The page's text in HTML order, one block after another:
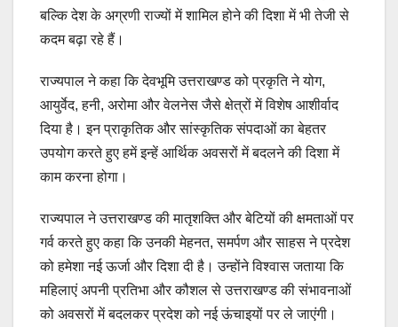
बल्कि देश के अग्रणी राज्यों में शामिल होने की दिशा में भी तेजी से
कदम बढ़ा रहे हैं।
राज्यपाल ने कहा कि देवभूमि उत्तराखण्ड को प्रकृति ने योग,
आयुर्वेद, हनी, अरोमा और वेलनेस जैसे क्षेत्रों में विशेष आशीर्वाद
दिया है। इन प्राकृतिक और सांस्कृतिक संपदाओं का बेहतर
उपयोग करते हुए हमें इन्हें आर्थिक अवसरों में बदलने की दिशा में
काम करना होगा।
राज्यपाल ने उत्तराखण्ड की मातृशक्ति और बेटियों की क्षमताओं पर
गर्व करते हुए कहा कि उनकी मेहनत, समर्पण और साहस ने प्रदेश
को हमेशा नई ऊर्जा और दिशा दी है। उन्होंने विश्वास जताया कि
महिलाएं अपनी प्रतिभा और कौशल से उत्तराखण्ड की संभावनाओं
को अवसरों में बदलकर प्रदेश को नई ऊंचाइयों पर ले जाएंगी।